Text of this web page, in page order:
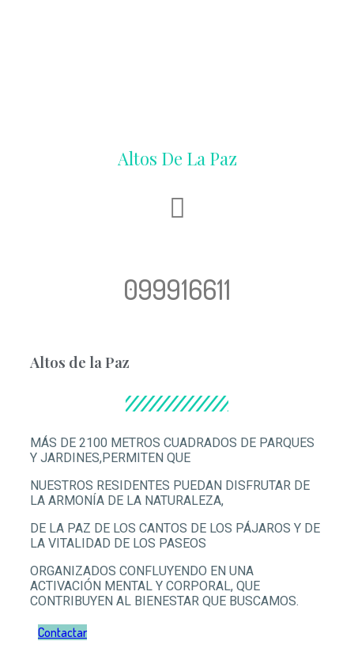
Altos De La Paz
099916611
Altos de la Paz
MÁS DE 2100 METROS CUADRADOS DE PARQUES
Y JARDINES,PERMITEN QUE
NUESTROS RESIDENTES PUEDAN DISFRUTAR DE
LA ARMONÍA DE LA NATURALEZA,
DE LA PAZ DE LOS CANTOS DE LOS PÁJAROS Y DE
LA VITALIDAD DE LOS PASEOS
ORGANIZADOS CONFLUYENDO EN UNA
ACTIVACIÓN MENTAL Y CORPORAL, QUE
CONTRIBUYEN AL BIENESTAR QUE BUSCAMOS.
Contactar